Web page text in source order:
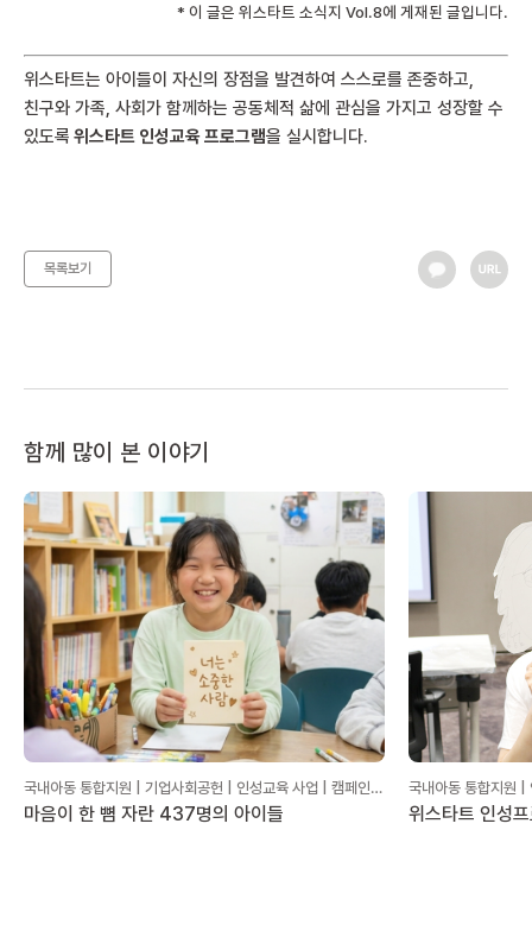
* 이 글은 위스타트 소식지 Vol.8에 게재된 글입니다.
위스타트는 아이들이 자신의 장점을 발견하여 스스로를 존중하고,
친구와 가족, 사회가 함께하는 공동체적 삶에 관심을 가지고 성장할 수
있도록 위스타트 인성교육 프로그램을 실시합니다.
목록보기
함께 많이 본 이야기
국내아동 통합지원 | 기업사회공헌 | 인성교육 사업 | 캠페인
후기
마음이 한 뼘 자란 437명의 아이들
국내아동 통합지원 |
위스타트 인성